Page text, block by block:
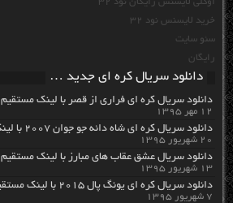
خرید لایسنس نود 32
سئو سایت
رایگان
دانلود سریال کره ای جدید …
دانلود سریال کره ای فراری از قصر با لینک مستقیم
۱۲ مهر ۱۳۹۵
دانلود سریال کره ای شاه دائه جو جوان ۲۰۰۷ با لینک مستقیم
۲۰ شهریور ۱۳۹۵
دانلود سریال عشق عقاب های مبارز با لینک مستقیم
۱۳ شهریور ۱۳۹۵
دانلود سریال کره ای یونگ پال ۲۰۱۵ با لینک مستقیم
۷ شهریور ۱۳۹۵